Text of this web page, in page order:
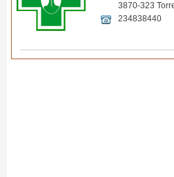
3870-323
234838440